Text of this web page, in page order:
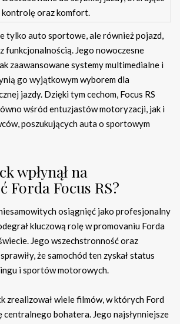
kontrolę oraz komfort.
tylko auto sportowe, ale również pojazd,
funkcjonalnością. Jego nowoczesne
zaawansowane systemy multimedialne i
go wyjątkowym wyborem dla
jazdy. Dzięki tym cechom, Focus RS
wśród entuzjastów motoryzacji, jak i
poszukujących auta o sportowym
wpłynął na
Forda Focus RS?
osiągnięć jako profesjonalny
kluczową rolę w promovaniu Forda
Jego wszechstronność oraz
że samochód ten zyskał status
i sportów motorowych.
zrealizował wiele filmów, w których Ford
centralnego bohatera. Jego najsłynniejsze